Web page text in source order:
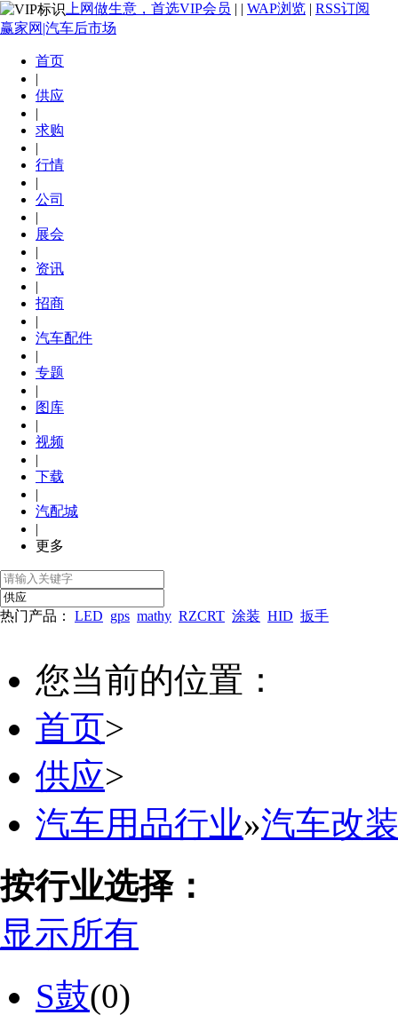
上网做生意，首选VIP会员 | | WAP浏览 | RSS订阅
赢家网|汽车后市场
首页
|
供应
|
求购
|
行情
|
公司
|
展会
|
资讯
|
招商
|
汽车配件
|
专题
|
图库
|
视频
|
下载
|
汽配城
|
更多
热门产品： LED gps mathy RZCRT 涂装 HID 扳手
您当前的位置：
首页>
供应>
汽车用品行业»汽车改
按行业选择：
显示所有
S鼓(0)